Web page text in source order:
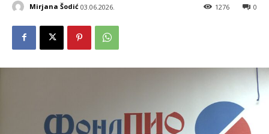
Mirjana Šodić 03.06.2026. 0
1276